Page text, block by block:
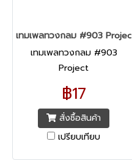
เทมเพลทวงกลม #903 Project
เทมเพลทวงกลม #903
Project
฿17
สั่งซื้อสินค้า
เปรียบเทียบ